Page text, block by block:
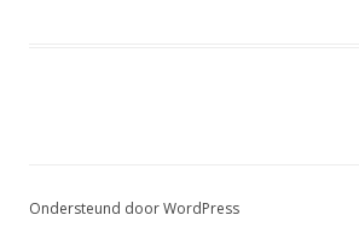
Ondersteund door WordPress